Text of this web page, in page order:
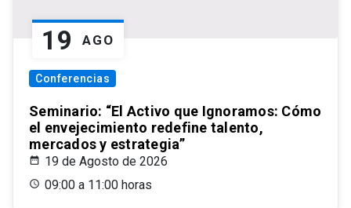
19 AGO
Conferencias
Seminario: “El Activo que Ignoramos: Cómo
el envejecimiento redefine talento,
mercados y estrategia”
19 de Agosto de 2026
09:00 a 11:00 horas